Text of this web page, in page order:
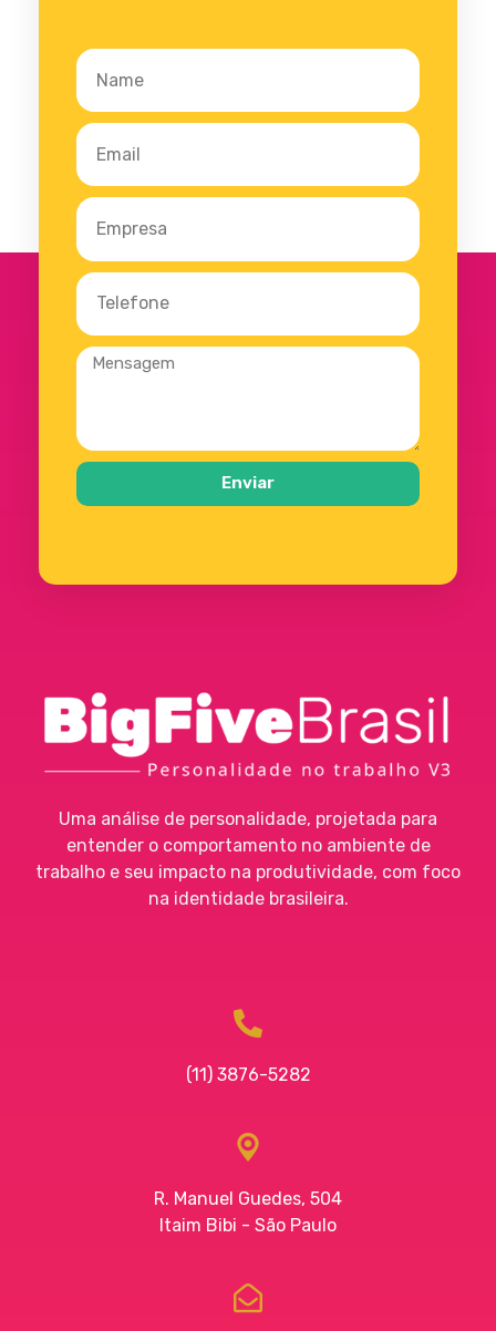
Enviar
Big FiveUma análise de personalidade, projetada para
entender o comportamento no ambiente de
trabalho e seu impacto na produtividade, com foco
na identidade brasileira.
(11) 3876-5282
R. Manuel Guedes, 504
Itaim Bibi - São Paulo